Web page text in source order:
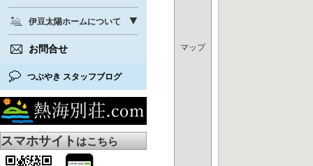
伊豆太陽ホームについて
お問合せ
つぶやき スタッフブログ
スマホサイトはこちら
マップ